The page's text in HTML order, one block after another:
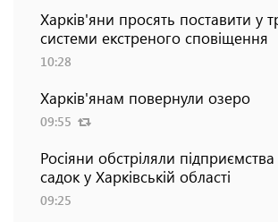
Харків'яни просять поставити у
системи екстреного сповіщення
10:28
Харків'янам повернули озеро
09:55
Росіяни обстріляли
садок у Харківській області
09:25